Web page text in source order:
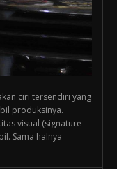
ciri tersendiri yang
produksinya.
visual (signature
Sama halnya